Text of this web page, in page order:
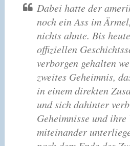
Dabei hatte der
noch ein Ass im
nichts ahnte. Bis
offiziellen
verborgen gehalten
zweites Geheimnis,
in einem direkten
und sich dahinter
Geheimnisse und
miteinander